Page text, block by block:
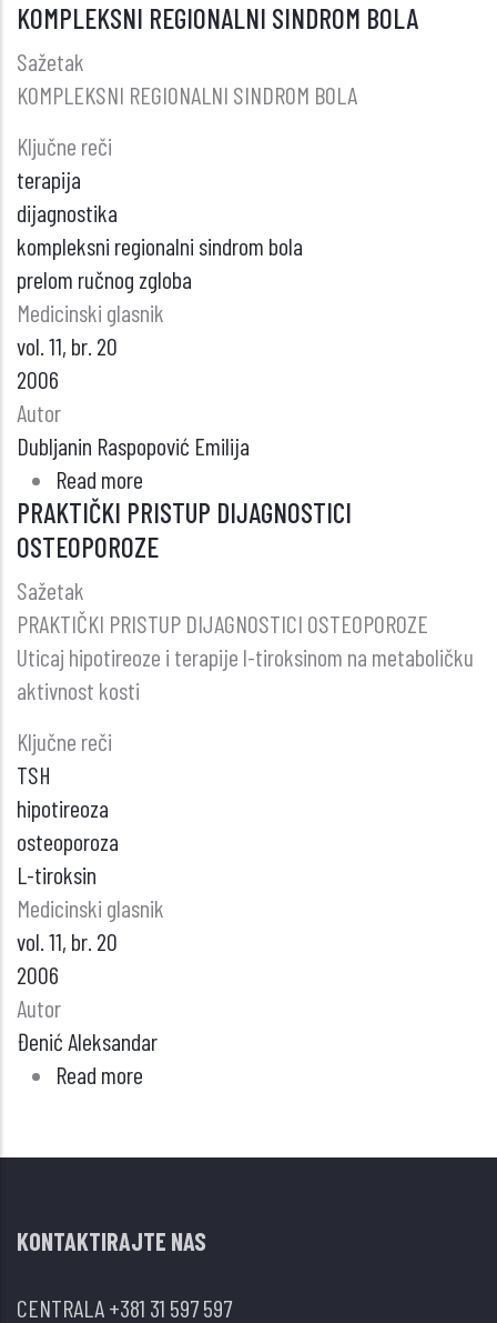
RADIOISOTOPES
DIAGNOSTICS
KOMPLEKSNI REGIONALNI SINDROM BOLA
Sažetak
KOMPLEKSNI REGIONALNI SINDROM BOLA
Ključne reči
terapija
dijagnostika
kompleksni regionalni sindrom bola
prelom ručnog zgloba
Medicinski glasnik
vol. 11, br. 20
2006
Autor
Dubljanin Raspopović Emilija
Read more
KOMPLEKSNI
REGIONALNI
BOLA
PRAKTIČKI PRISTUP DIJAGNOSTICI
OSTEOPOROZE
Sažetak
PRAKTIČKI PRISTUP DIJAGNOSTICI OSTEOPOROZE
Uticaj hipotireoze i terapije l-tiroksinom na metaboličku
aktivnost kosti
Ključne reči
TSH
hipotireoza
osteoporoza
L-tiroksin
Medicinski glasnik
vol. 11, br. 20
2006
Autor
Đenić Aleksandar
Read more
KONTAKTIRAJTE NAS
CENTRALA+381 31 597 597